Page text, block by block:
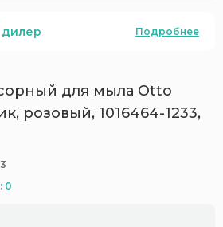
Подробнее
для мыла Otto
розовый, 1016464-1233,
0